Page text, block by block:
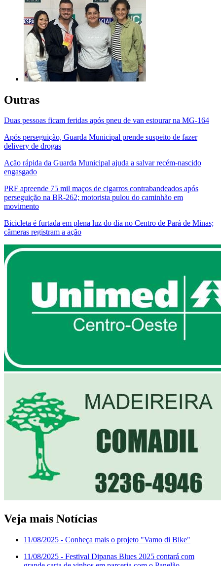
Outras
Duas pessoas ficam feridas após pneu de van estourar na MG-164
Após perseguição, Guarda Municipal prende suspeito de fazer
delivery de drogas
Ação rápida da Guarda Municipal ajuda a salvar recém-nascido
engasgado
PRF apreende 75 mil maços de cigarros contrabandeados após
perseguição na BR-262; motorista pulou do caminhão em
movimento
Bicicleta é furtada em plena luz do dia no Centro de Pará de Minas;
câmeras registram a ação
Veja mais Notícias
11/08/2025 - Conheça mais o projeto "Vamo di Bike"
11/08/2025 - Festival Dipanas Blues 2025 contará com